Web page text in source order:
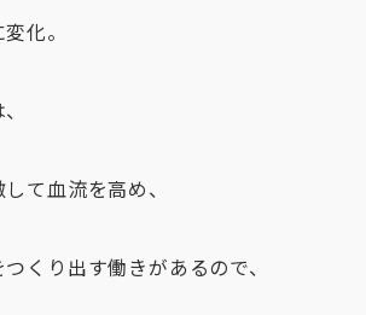
化。
て血流を高め、
くり出す働きがあるので、